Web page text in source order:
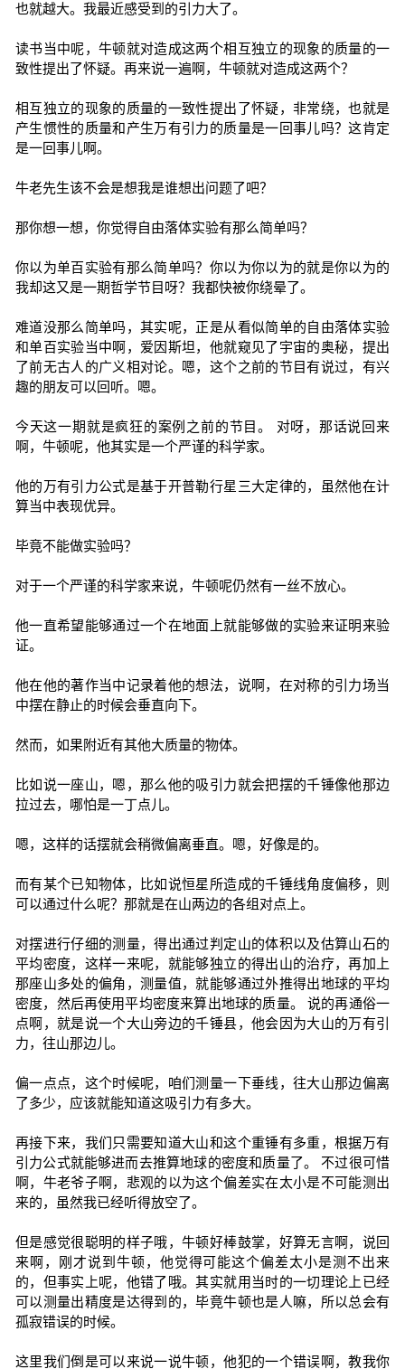
也就越大。我最近感受到的引力大了。
读书当中呢，牛顿就对造成这两个相互独立的现象的质量的一
致性提出了怀疑。再来说一遍啊，牛顿就对造成这两个？
相互独立的现象的质量的一致性提出了怀疑，非常绕，也就是
产生惯性的质量和产生万有引力的质量是一回事儿吗？这肯定
是一回事儿啊。
牛老先生该不会是想我是谁想出问题了吧？
那你想一想，你觉得自由落体实验有那么简单吗？
你以为单百实验有那么简单吗？你以为你以为的就是你以为的
我却这又是一期哲学节目呀？我都快被你绕晕了。
难道没那么简单吗，其实呢，正是从看似简单的自由落体实验
和单百实验当中啊，爱因斯坦，他就窥见了宇宙的奥秘，提出
了前无古人的广义相对论。嗯，这个之前的节目有说过，有兴
趣的朋友可以回听。嗯。
今天这一期就是疯狂的案例之前的节目。 对呀，那话说回来
啊，牛顿呢，他其实是一个严谨的科学家。
他的万有引力公式是基于开普勒行星三大定律的，虽然他在计
算当中表现优异。
毕竟不能做实验吗？
对于一个严谨的科学家来说，牛顿呢仍然有一丝不放心。
他一直希望能够通过一个在地面上就能够做的实验来证明来验
证。
他在他的著作当中记录着他的想法，说啊，在对称的引力场当
中摆在静止的时候会垂直向下。
然而，如果附近有其他大质量的物体。
比如说一座山，嗯，那么他的吸引力就会把摆的千锤像他那边
拉过去，哪怕是一丁点儿。
嗯，这样的话摆就会稍微偏离垂直。嗯，好像是的。
而有某个已知物体，比如说恒星所造成的千锤线角度偏移，则
可以通过什么呢？那就是在山两边的各组对点上。
对摆进行仔细的测量，得出通过判定山的体积以及估算山石的
平均密度，这样一来呢，就能够独立的得出山的治疗，再加上
那座山多处的偏角，测量值，就能够通过外推得出地球的平均
密度，然后再使用平均密度来算出地球的质量。 说的再通俗一
点啊，就是说一个大山旁边的千锤县，他会因为大山的万有引
力，往山那边儿。
偏一点点，这个时候呢，咱们测量一下垂线，往大山那边偏离
了多少，应该就能知道这吸引力有多大。
再接下来，我们只需要知道大山和这个重锤有多重，根据万有
引力公式就能够进而去推算地球的密度和质量了。 不过很可惜
啊，牛老爷子啊，悲观的以为这个偏差实在太小是不可能测出
来的，虽然我已经听得放空了。
但是感觉很聪明的样子哦，牛顿好棒鼓掌，好算无言啊，说回
来啊，刚才说到牛顿，他觉得可能这个偏差太小是测不出来
的，但事实上呢，他错了哦。其实就用当时的一切理论上已经
可以测量出精度是达得到的，毕竟牛顿也是人嘛，所以总会有
孤寂错误的时候。
这里我们倒是可以来说一说牛顿，他犯的一个错误啊，教我你